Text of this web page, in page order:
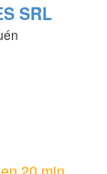
SRL